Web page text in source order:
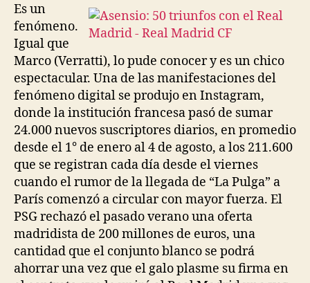
Es un
fenómeno.
Igual que
Marco (Verratti), lo pude conocer y es un chico
espectacular. Una de las manifestaciones del
fenómeno digital se produjo en Instagram,
donde la institución francesa pasó de sumar
24.000 nuevos suscriptores diarios, en promedio
desde el 1° de enero al 4 de agosto, a los 211.600
que se registran cada día desde el viernes
cuando el rumor de la llegada de “La Pulga” a
París comenzó a circular con mayor fuerza. El
PSG rechazó el pasado verano una oferta
madridista de 200 millones de euros, una
cantidad que el conjunto blanco se podrá
ahorrar una vez que el galo plasme su firma en